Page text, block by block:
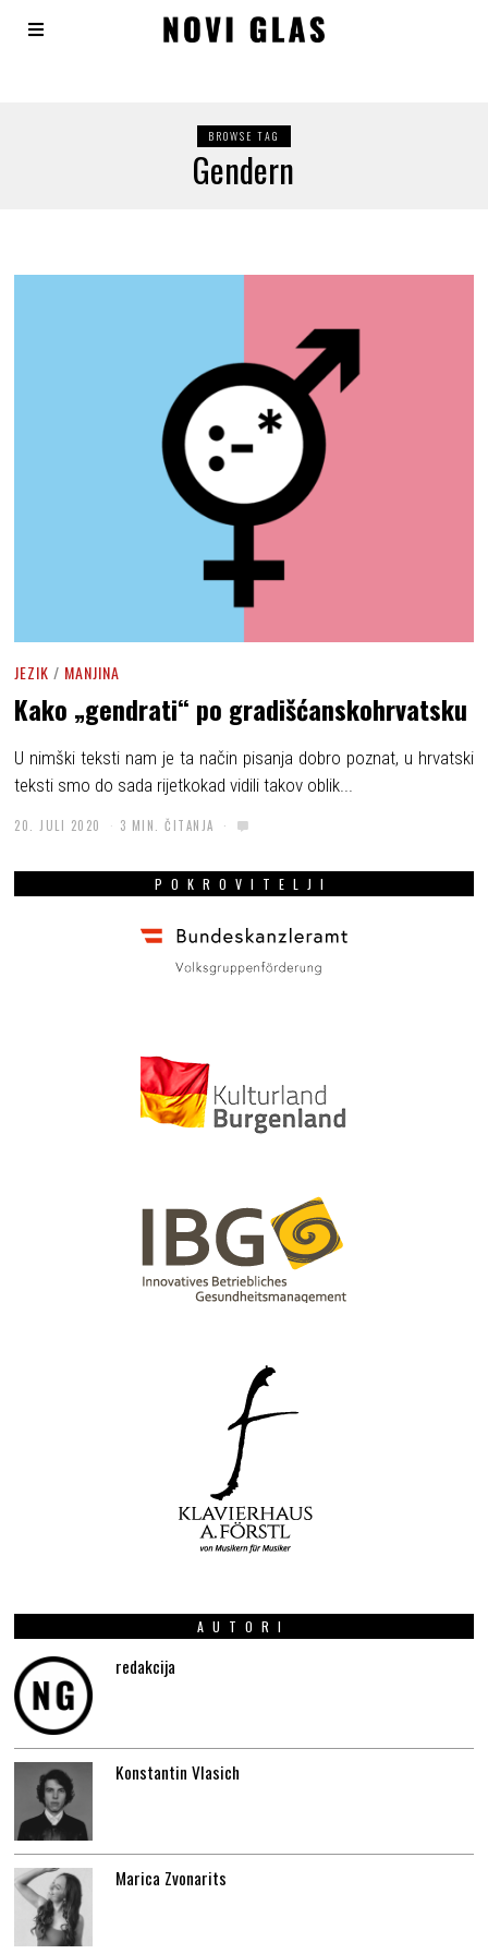
BROWSE TAG
Gendern
JEZIK / MANJINA
Kako „gendrati“ po gradišćanskohrvatsku
U nimški teksti nam je ta način pisanja dobro poznat, u hrvatski
teksti smo do sada rijetkokad vidili takov oblik...
20. JULI 2020 3 MIN. ČITANJA
POKROVITELJI
AUTORI
redakcija
Konstantin Vlasich
Marica Zvonarits